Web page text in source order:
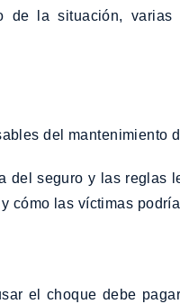
de la situación, varias
del mantenimiento
del seguro y las reglas
cómo las víctimas
el choque debe